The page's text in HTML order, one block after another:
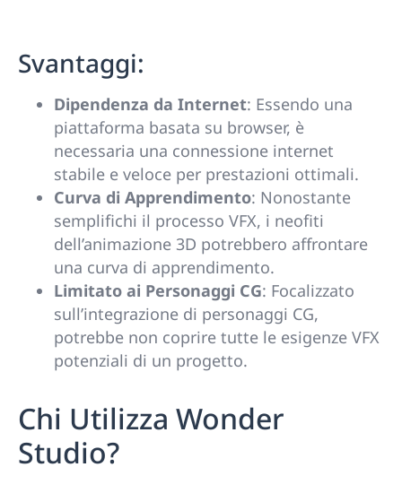
Svantaggi:
Dipendenza da Internet: Essendo una
piattaforma basata su browser, è
necessaria una connessione internet
stabile e veloce per prestazioni ottimali.
Curva di Apprendimento: Nonostante
semplifichi il processo VFX, i neofiti
dell’animazione 3D potrebbero affrontare
una curva di apprendimento.
Limitato ai Personaggi CG: Focalizzato
sull’integrazione di personaggi CG,
potrebbe non coprire tutte le esigenze VFX
potenziali di un progetto.
Chi Utilizza Wonder
Studio?